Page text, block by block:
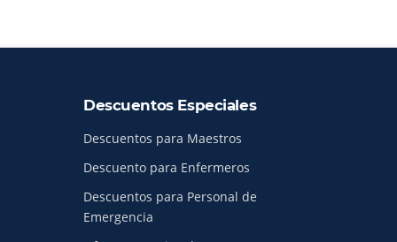
Descuentos Especiales
Descuentos para Maestros
Descuento para Enfermeros
Descuentos para Personal de
Emergencia